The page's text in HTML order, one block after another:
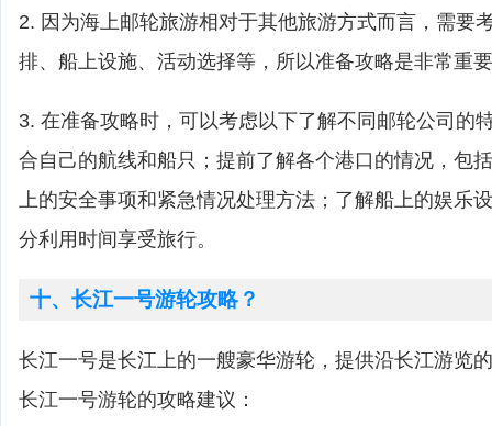
2. 因为海上邮轮旅游相对于其他旅游方式而言，需要
排、船上设施、活动选择等，所以准备攻略是非常重
3. 在准备攻略时，可以考虑以下了解不同邮轮公司的
合自己的航线和船只；提前了解各个港口的情况，包
上的安全事项和紧急情况处理方法；了解船上的娱乐
分利用时间享受旅行。
十、长江一号游轮攻略？
长江一号是长江上的一艘豪华游轮，提供沿长江游览
长江一号游轮的攻略建议：